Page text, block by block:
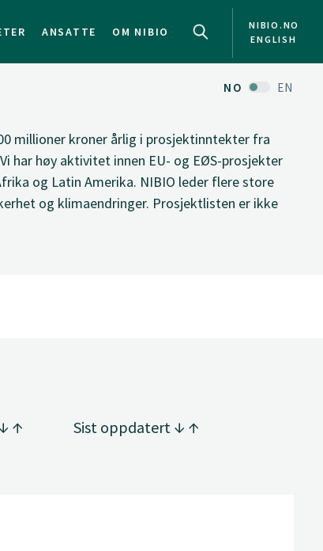
ANSATTE OM NIBIO
NIBIO.NO
ENGLISH
NO EN
millioner kroner årlig i prosjektinntekter fra
har høy aktivitet innen EU- og EØS-prosjekter
og Latin Amerika. NIBIO leder flere store
og klimaendringer. Prosjektlisten er ikke
Sist oppdatert